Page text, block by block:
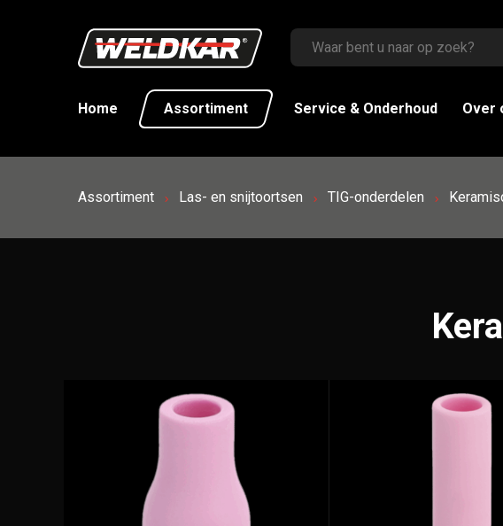
Home Assortiment Service & Onderhoud Over
Assortiment Las- en snijtoortsen TIG-onderdelen